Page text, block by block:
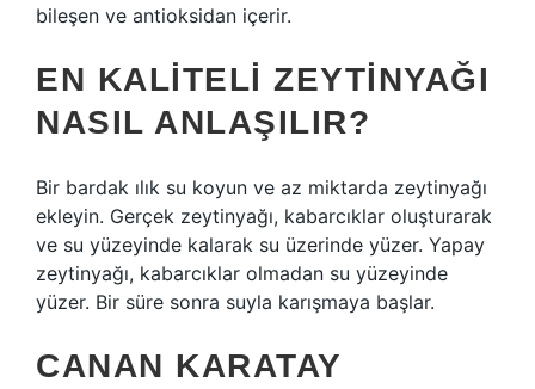
bileşen ve antioksidan içerir.
EN KALITELI ZEYTINYAĞI
NASIL ANLAŞILIR?
Bir bardak ılık su koyun ve az miktarda zeytinyağı
ekleyin. Gerçek zeytinyağı, kabarcıklar oluşturarak
ve su yüzeyinde kalarak su üzerinde yüzer. Yapay
zeytinyağı, kabarcıklar olmadan su yüzeyinde
yüzer. Bir süre sonra suyla karışmaya başlar.
CANAN KARATAY